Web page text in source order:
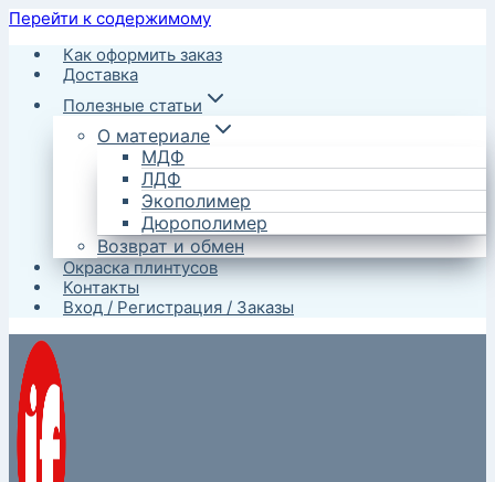
Перейти к содержимому
Как оформить заказ
Доставка
Полезные статьи
О материале
МДФ
ЛДФ
Экополимер
Дюрополимер
Возврат и обмен
Окраска плинтусов
Контакты
Вход / Регистрация / Заказы